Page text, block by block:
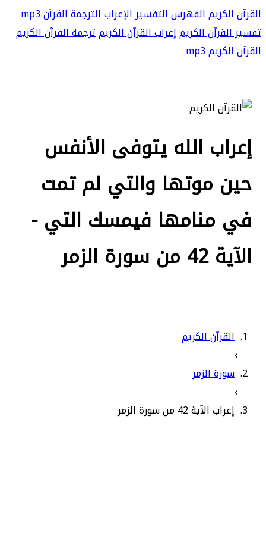
القرآن الكريمالفهرسالتفسيرالإعرابالترجمةالقرآن mp3
تفسير القرآن الكريمإعراب القرآن الكريمترجمة القرآن الكريم
القرآن الكريم mp3
إعراب الله يتوفى الأنفس
حين موتها والتي لم تمت
في منامها فيمسك التي -
الآية 42 من سورة الزمر
القرآن الكريم
›
سورة الزمر
›
إعراب الآية 42 من سورة الزمر